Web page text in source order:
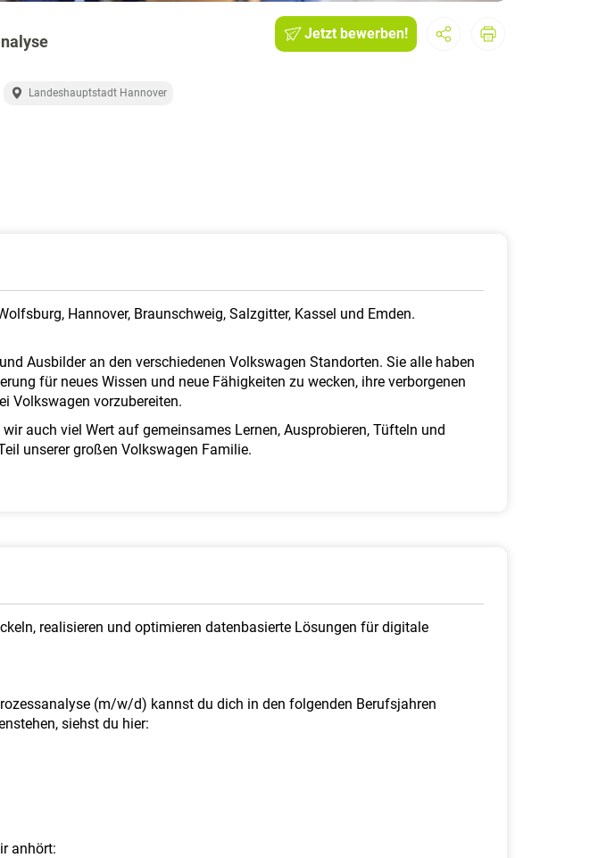
Jetzt bewerben!
Landeshauptstadt Hannover
Hannover, Braunschweig, Salzgitter, Kassel und Emden.
Ausbilder an den verschiedenen Volkswagen Standorten. Sie alle haben
für neues Wissen und neue Fähigkeiten zu wecken, ihre verborgenen
Volkswagen vorzubereiten.
auch viel Wert auf gemeinsames Lernen, Ausprobieren, Tüfteln und
unserer großen Volkswagen Familie.
realisieren und optimieren datenbasierte Lösungen für digitale
(m/w/d) kannst du dich in den folgenden Berufsjahren
siehst du hier:
anhört: